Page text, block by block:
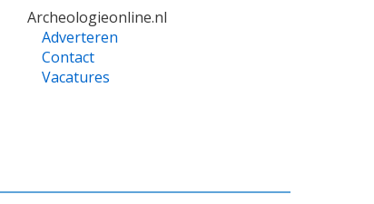
Archeologieonline.nl
Adverteren
Contact
Vacatures